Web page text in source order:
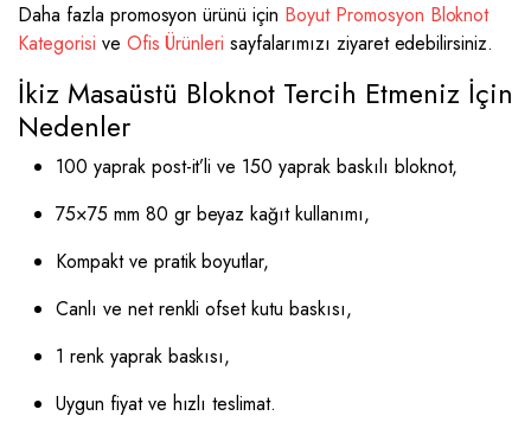
Daha fazla promosyon ürünü için Boyut Promosyon Bloknot
Kategorisi ve Ofis Ürünleri sayfalarımızı ziyaret edebilirsiniz.
İkiz Masaüstü Bloknot Tercih Etmeniz İçin
Nedenler
100 yaprak post-it’li ve 150 yaprak baskılı bloknot,
75×75 mm 80 gr beyaz kağıt kullanımı,
Kompakt ve pratik boyutlar,
Canlı ve net renkli ofset kutu baskısı,
1 renk yaprak baskısı,
Uygun fiyat ve hızlı teslimat.